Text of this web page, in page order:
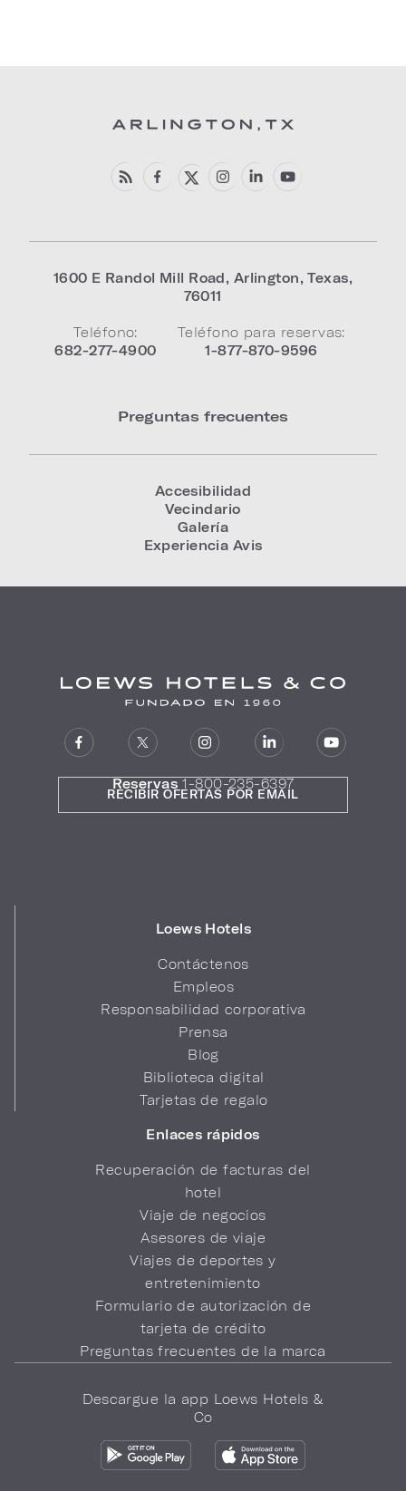
1600 E Randol Mill Road, Arlington,Texas,
76011
Teléfono:
682-277-4900
Teléfono para reservas:
1-877-870-9596
Preguntas frecuentes
Accesibilidad
Vecindario
Galería
Experiencia Avis
Reservas 1-800-235-6397
Loews Hotels
Contáctenos
Empleos
Responsabilidad corporativa
Prensa
Blog
Biblioteca digital
Tarjetas de regalo
Enlaces rápidos
Recuperación de facturas del
hotel
Viaje de negocios
Asesores de viaje
Viajes de deportes y
entretenimiento
Formulario de autorización de
tarjeta de crédito
Preguntas frecuentes de la marca
RECIBIR OFERTAS POR EMAIL
Descargue la app Loews Hotels &
Co